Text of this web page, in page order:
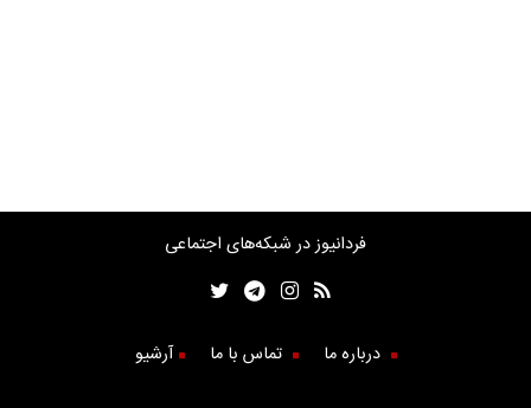
فردانیوز در شبکه‌های اجتماعی
درباره ما تماس با ما آرشیو